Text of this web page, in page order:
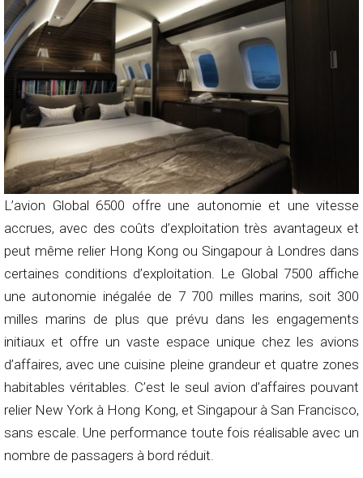
L’avion Global 6500 offre une autonomie et une vitesse
accrues, avec des coûts d’exploitation très avantageux et
peut même relier Hong Kong ou Singapour à Londres dans
certaines conditions d’exploitation. Le Global 7500 affiche
une autonomie inégalée de 7 700 milles marins, soit 300
milles marins de plus que prévu dans les engagements
initiaux et offre un vaste espace unique chez les avions
d’affaires, avec une cuisine pleine grandeur et quatre zones
habitables véritables. C’est le seul avion d’affaires pouvant
relier New York à Hong Kong, et Singapour à San Francisco,
sans escale. Une performance toute fois réalisable avec un
nombre de passagers à bord réduit.